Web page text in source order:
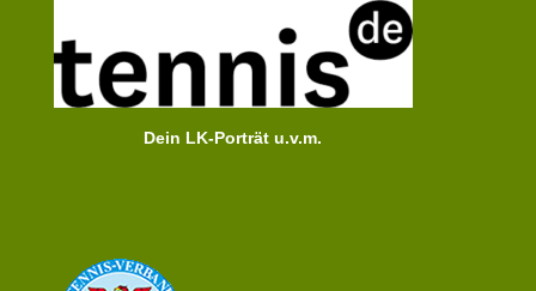
Dein LK-Porträt u.v.m.